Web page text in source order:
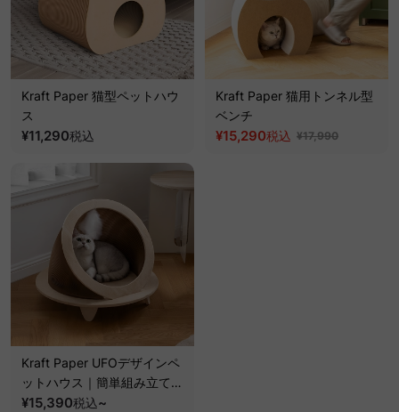
Kraft Paper 猫型ペットハウ
ス
¥11,290税込
Kraft Paper 猫用トンネル型
ベンチ
¥15,290税込 ¥17,990
Kraft Paper UFOデザインペ
ットハウス｜簡単組み立て通
気性に優れたユニークデザイ
¥15,390税込~